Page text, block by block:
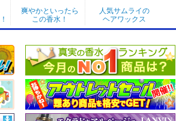
爽やかといったら
この香水！
人気サムライの
ヘアワックス